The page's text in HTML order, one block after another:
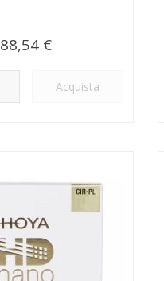
88,54 €
Acquista